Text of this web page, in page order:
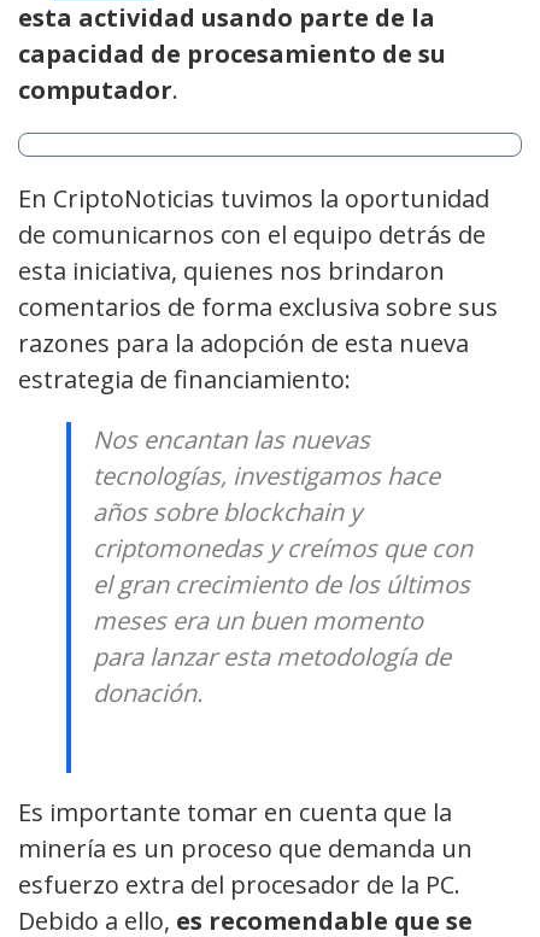
esta actividad usando parte de la
capacidad de procesamiento de su
computador.
En CriptoNoticias tuvimos la oportunidad
de comunicarnos con el equipo detrás de
esta iniciativa, quienes nos brindaron
comentarios de forma exclusiva sobre sus
razones para la adopción de esta nueva
estrategia de financiamiento:
Nos encantan las nuevas
tecnologías, investigamos hace
años sobre blockchain y
criptomonedas y creímos que con
el gran crecimiento de los últimos
meses era un buen momento
para lanzar esta metodología de
donación.
Es importante tomar en cuenta que la
minería es un proceso que demanda un
esfuerzo extra del procesador de la PC.
Debido a ello, es recomendable que se